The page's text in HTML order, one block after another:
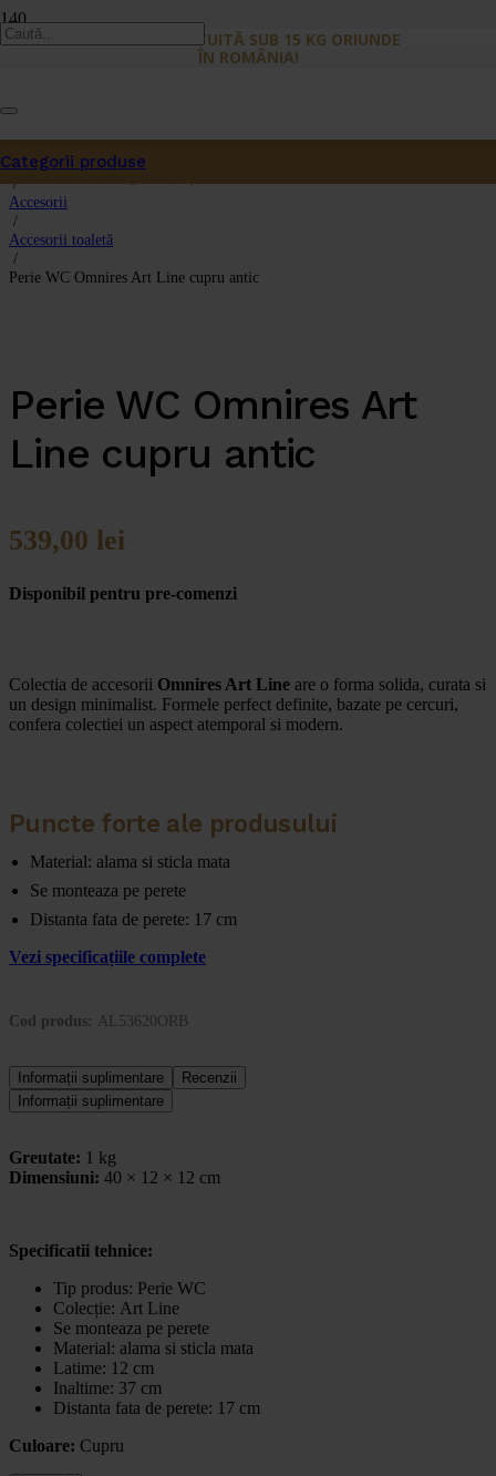
LIVRARE GRATUITĂ SUB 15 KG ORIUNDE
ÎN ROMÂNIA!
Produsa fost adăugat în coș.
Categorii produse
Prima pagină
/
Accesorii
/
Accesorii toaletă
/
Perie WC Omnires Art Line cupru antic
Perie WC Omnires Art
Line cupru antic
539,00 lei
Disponibil pentru pre-comenzi
Colectia de accesorii Omnires Art Line are o forma solida, curata si
un design minimalist. Formele perfect definite, bazate pe cercuri,
confera colectiei un aspect atemporal si modern.
Puncte forte ale produsului
Material: alama si sticla mata
Se monteaza pe perete
Distanta fata de perete: 17 cm
Vezi specificațiile complete
Cod produs: AL53620ORB
Informații suplimentare
Recenzii
Informații suplimentare
Greutate: 1 kg
Dimensiuni: 40 × 12 × 12 cm
Specificatii tehnice:
Tip produs: Perie WC
Colecție: Art Line
Se monteaza pe perete
Material: alama si sticla mata
Latime: 12 cm
Inaltime: 37 cm
Distanta fata de perete: 17 cm
Culoare: Cupru